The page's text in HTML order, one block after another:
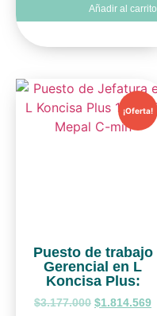
Añadir al carrito
¡Oferta!
Puesto de trabajo
Gerencial en L
Koncisa Plus:
$3.177.000 $1.814.569